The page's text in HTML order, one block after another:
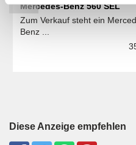
Mercedes-Benz 560 SEL
Zum Verkauf steht ein
Benz ...
Diese Anzeige empfehlen